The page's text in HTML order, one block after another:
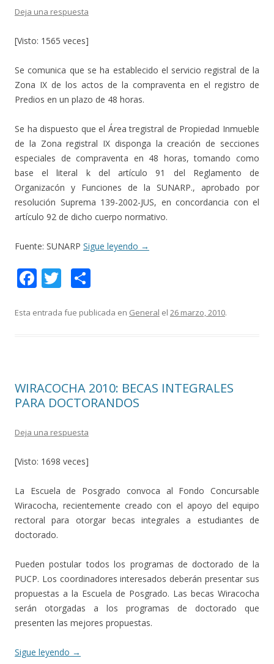
Deja una respuesta
[Visto: 1565 veces]
Se comunica que se ha establecido el servicio registral de la
Zona IX de los actos de la compraventa en el registro de
Predios en un plazo de 48 horas.
Se ha dispuesto que el Área tregistral de Propiedad Inmueble
de la Zona registral IX disponga la creación de secciones
especiales de compraventa en 48 horas, tomando como
base el literal k del artículo 91 del Reglamento de
Organizacón y Funciones de la SUNARP., aprobado por
resolución Suprema 139-2002-JUS, en concordancia con el
artículo 92 de dicho cuerpo normativo.
Fuente: SUNARP Sigue leyendo →
F
e
k
T
itt m
r
Esta entrada fue publicada en General el 26 marzo, 2010.
WIRACOCHA 2010: BECAS INTEGRALES
PARA DOCTORANDOS
Deja una respuesta
[Visto: 1698 veces]
La Escuela de Posgrado convoca al Fondo Concursable
Wiracocha, recientemente creado con el apoyo del equipo
rectoral para otorgar becas integrales a estudiantes de
doctorado.
Pueden postular todos los programas de doctorado de la
PUCP. Los coordinadores interesados deberán presentar sus
propuestas a la Escuela de Posgrado. Las becas Wiracocha
serán otorgadas a los programas de doctorado que
presenten las mejores propuestas.
Sigue leyendo →